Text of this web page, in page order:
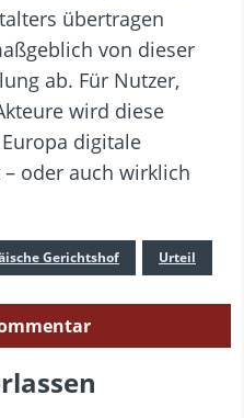
übertragen
von dieser
ab. Für Nutzer,
wird diese
digitale
oder auch wirklich
Gerichtshof Urteil